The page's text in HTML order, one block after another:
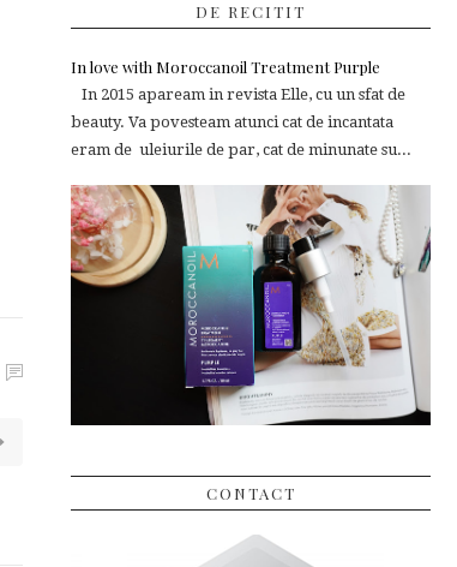
DE RECITIT
In love with Moroccanoil Treatment Purple
In 2015 apaream in revista Elle, cu un sfat de
beauty. Va povesteam atunci cat de incantata
eram de uleiurile de par, cat de minunate su...
CONTACT